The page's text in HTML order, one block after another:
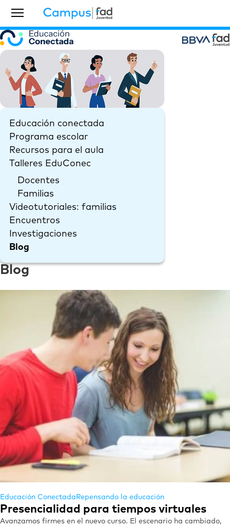
Educación conectada
Programa escolar
Recursos para el aula
Talleres EduConec
Docentes
Familias
Videotutoriales: familias
Encuentros
Investigaciones
Blog
Blog
Educación Conectada Repensando la educación
Presencialidad para tiempos virtuales
Avanzamos firmes en el nuevo curso. El escenario ha cambiado,